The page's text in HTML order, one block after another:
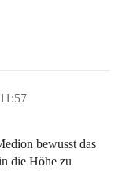
bewusst das
die Höhe zu